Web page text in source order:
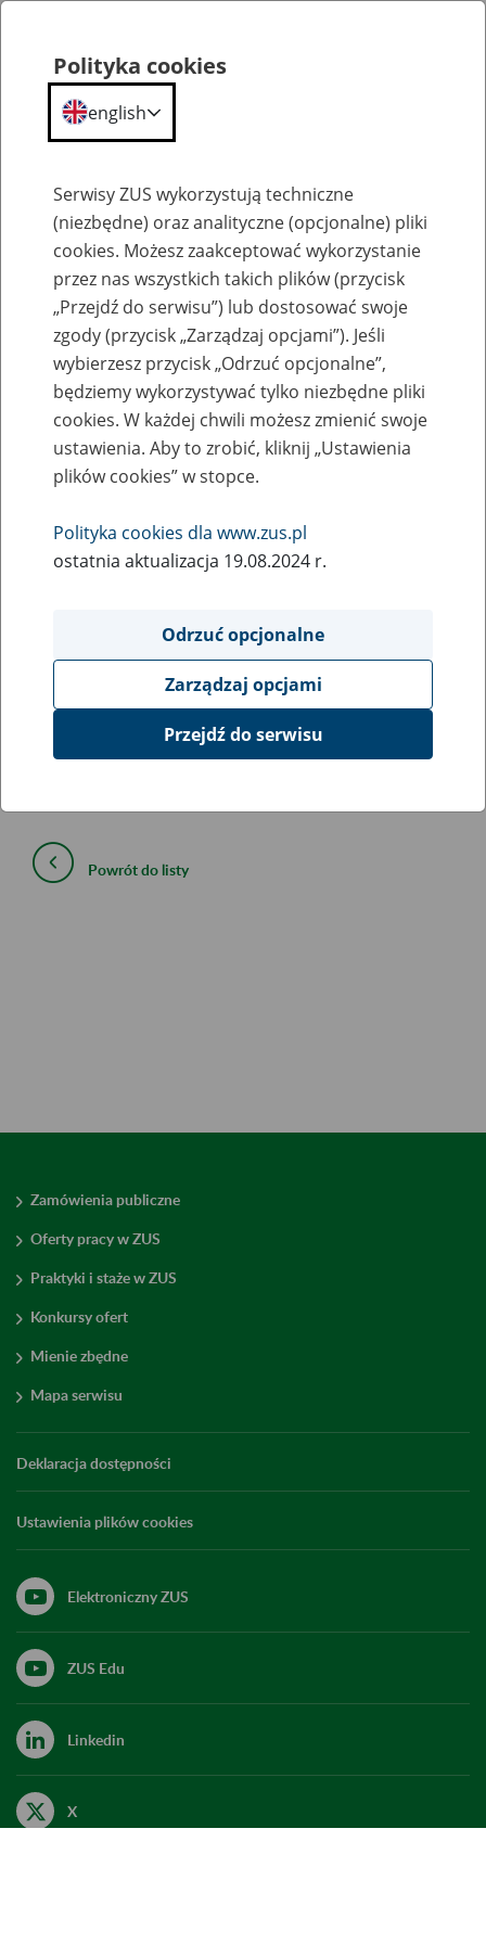
Komunikaty
Ograniczenia w dostępności portalu PUE
26
Zakład Ubezpieczeń Społecznych informuje, że
została przywrócona pełna dostępność serwisu i
problemy w logowaniu do portalu Platformy Usług
Elektronicznych nie powinny już występować.
Przepraszamy za niedogodności.
Powrót do listy
Zamówienia publiczne
Oferty pracy w ZUS
Praktyki i staże w ZUS
Konkursy ofert
Mienie zbędne
Mapa serwisu
Deklaracja dostępności
Ustawienia plików cookies
Elektroniczny ZUS
ZUS Edu
Linkedin
X
Polityka cookies
english
Serwisy ZUS wykorzystują techniczne
(niezbędne) oraz analityczne (opcjonalne) pliki
cookies. Możesz zaakceptować wykorzystanie
przez nas wszystkich takich plików (przycisk
„Przejdź do serwisu”) lub dostosować swoje
zgody (przycisk „Zarządzaj opcjami”). Jeśli
wybierzesz przycisk „Odrzuć opcjonalne”,
będziemy wykorzystywać tylko niezbędne pliki
cookies. W każdej chwili możesz zmienić swoje
ustawienia. Aby to zrobić, kliknij „Ustawienia
plików cookies” w stopce.
Polityka cookies dla www.zus.pl
ostatnia aktualizacja 19.08.2024 r.
Odrzuć opcjonalne
Zarządzaj opcjami
Przejdź do serwisu